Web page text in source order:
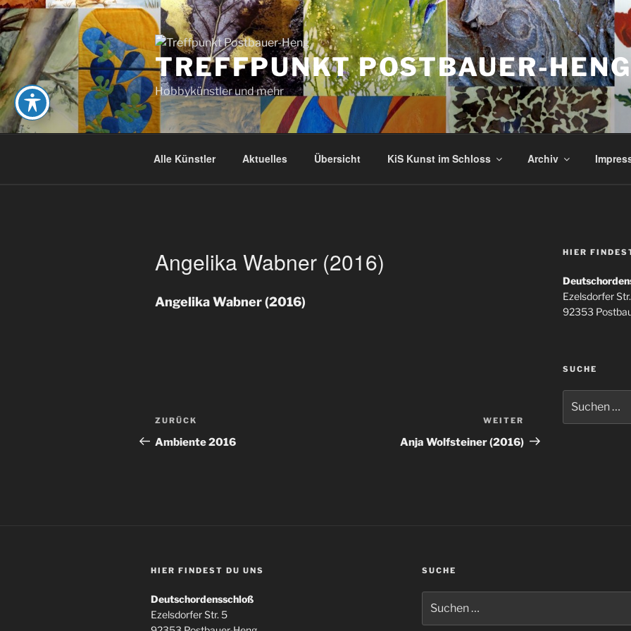
Zum
Inhalt
springen
TREFFPUNKT POSTBAUER-HENG
Hobbykünstler und mehr
Alle Künstler Aktuelles Übersicht KiS Kunst im Schloss Archiv
Angelika Wabner (2016)
Angelika Wabner (2016)
Beitragsnavigation
Vorheriger
Beitrag
ZURÜCK
Ambiente 2016
Nächster
Beitrag
WEITER
Anja Wolfsteiner (2016)
HIER
Ezelsdorfer
92353
SUCHE
nach:
HIER FINDEST DU UNS
Deutschordensschloß
Ezelsdorfer Str. 5
SUCHE
nach: